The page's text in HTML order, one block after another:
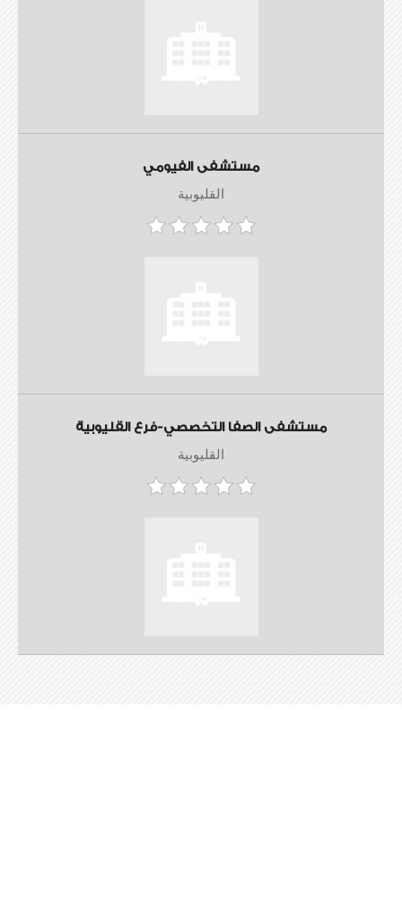
مستشفى الفيومي
القليوبية
مستشفى الصفا التخصصي-فرع القليوبية
القليوبية